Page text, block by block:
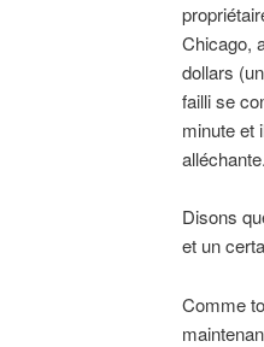
Chicago,
dollars
failli se
minute et
alléchante.
Disons
et un
Comme